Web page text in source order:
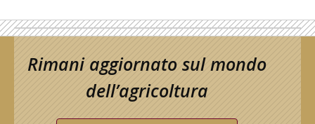
Rimani aggiornato sul mondo
dell’agricoltura